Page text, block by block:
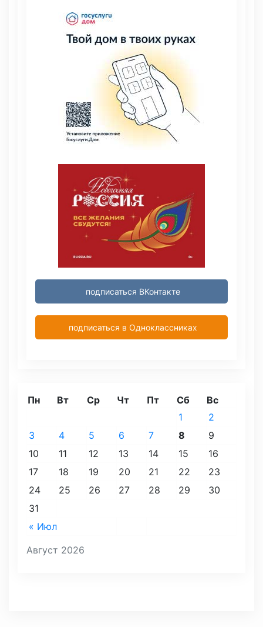
подписаться ВКонтакте
подписаться в Одноклассниках
Август 2026
Пн Вт Ср Чт Пт Сб Вс
« Июл
1
2
3
4 5 6 7 8
9
10
11 12 13 14 15
16
17
18 19 20 21 22
23
24
25 26 27 28 29
30
31